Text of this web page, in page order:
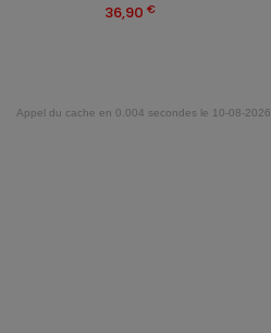
36,90 €
Appel du cache en 0.004 secondes le 10-08-2026